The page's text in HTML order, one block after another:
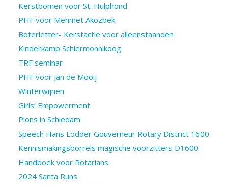
Kerstbomen voor St. Hulphond
PHF voor Mehmet Akozbek
Boterletter- Kerstactie voor alleenstaanden
Kinderkamp Schiermonnikoog
TRF seminar
PHF voor Jan de Mooij
Winterwijnen
Girls’ Empowerment
Plons in Schiedam
Speech Hans Lodder Gouverneur Rotary District 1600
Kennismakingsborrels magische voorzitters D1600
Handboek voor Rotarians
2024 Santa Runs